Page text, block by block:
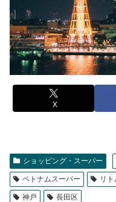
X
ショッピング・スーパー
ベトナムスーパー リ
神戸 長田区